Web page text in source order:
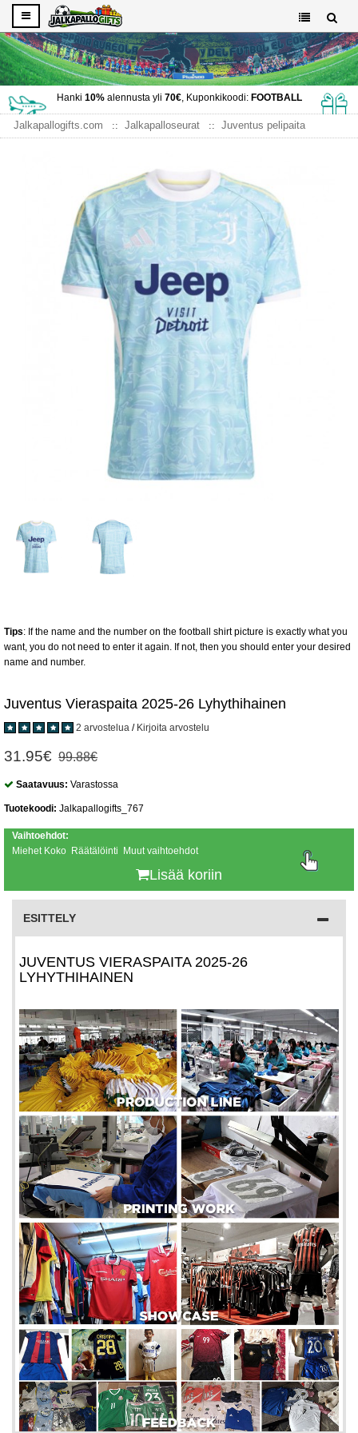
Hanki 10%alennusta yli 70€, Kuponkikoodi: FOOTBALL
Jalkapallogifts.com Jalkapalloseurat
Juventus pelipaita
Tips: If the name and the number on the football shirt picture is exactly what you
want, you do not need to enter it again. If not, then you should enter your desired
name and number.
Juventus Vieraspaita 2025-26 Lyhythihainen
2 arvostelua / Kirjoita arvostelu
31.95€ 99.88€
Saatavuus: Varastossa
Tuotekoodi: Jalkapallogifts_767
Vaihtoehdot:
Miehet Koko Räätälöinti Muut vaihtoehdot
Lisää koriin
ESITTELY
JUVENTUS VIERASPAITA 2025-26
LYHYTHIHAINEN